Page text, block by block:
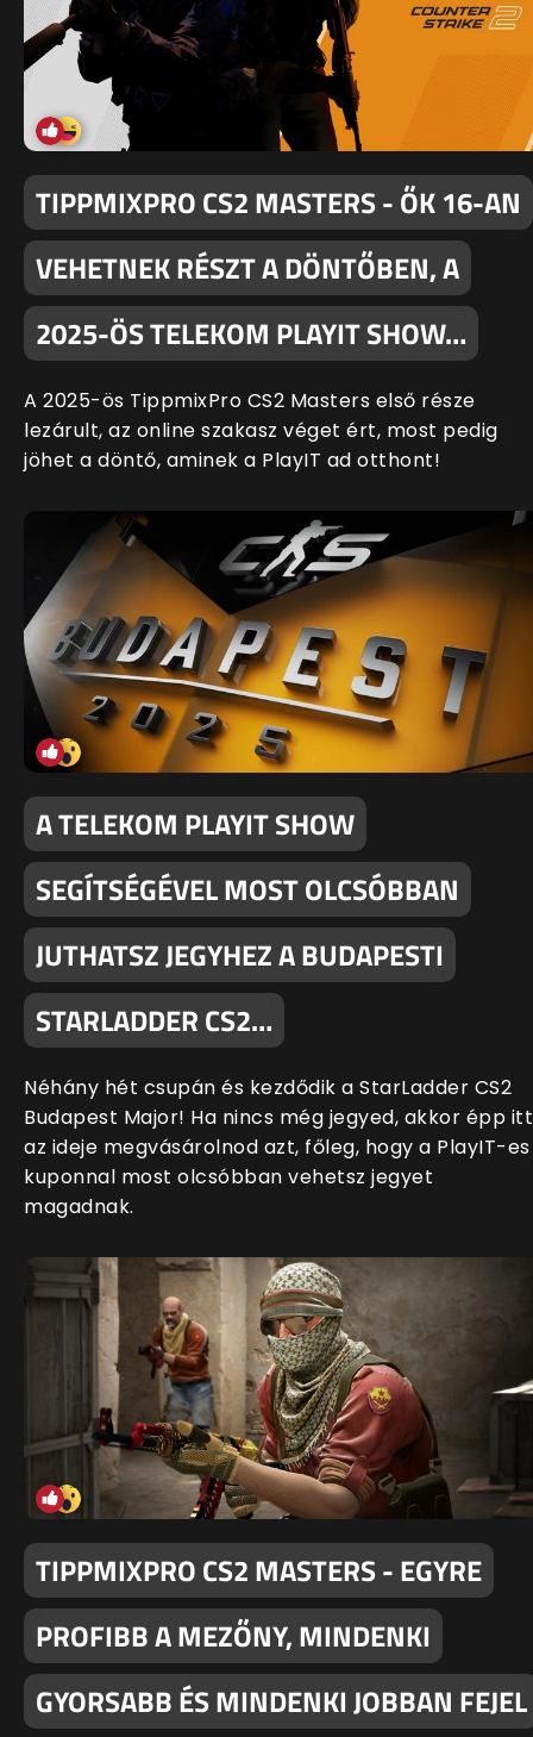
TIPPMIXPRO CS2 MASTERS - ŐK 16-AN
VEHETNEK RÉSZT A DÖNTŐBEN, A
2025-ÖS TELEKOM PLAYIT SHOW…
A 2025-ös TippmixPro CS2 Masters első része
lezárult, az online szakasz véget ért, most pedig
jöhet a döntő, aminek a PlayIT ad otthont!
A TELEKOM PLAYIT SHOW
SEGÍTSÉGÉVEL MOST OLCSÓBBAN
JUTHATSZ JEGYHEZ A BUDAPESTI
STARLADDER CS2…
Néhány hét csupán és kezdődik a StarLadder CS2
Budapest Major! Ha nincs még jegyed, akkor épp itt
az ideje megvásárolnod azt, főleg, hogy a PlayIT-es
kuponnal most olcsóbban vehetsz jegyet
magadnak.
TIPPMIXPRO CS2 MASTERS - EGYRE
PROFIBB A MEZŐNY, MINDENKI
GYORSABB ÉS MINDENKI JOBBAN FEJEL